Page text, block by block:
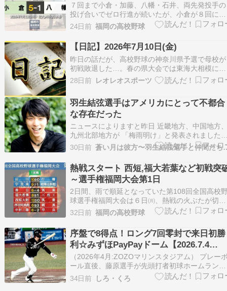
７回まで小倉・加藤、八幡・石井、両先発投手の
投げ合いでゼロ行進が続いたが、小倉が８回に４
安打に２四球をからめて逆転、夏の大会としては
11年ぶりとなる県大会出場を決めた。 ▼３回戦
（13日・北九州）⇒試合記録 八幡 ０００ ０００
０１０ =１ 小倉 ０００ ０００ ０５ｘ =５ …
24日前 福岡の高校野球
【日記】2026年7月10日(金)
昨日の話だが、高校野球の神奈川県予選で母校が
初戦敗退した…。春の県大会では東海大相模に勝
って力を付けたと思ったが、やっぱり夏は難しい
ですな。いつか母校が甲子園の土を踏む日が来て
始まった。今回も攻略記事を書いていくつもり
だ。 【艦これ…
28日前 レオレオスポーツ
羽生結弦選手はアメリカにとって不都合
な存在だった
ニュースによりますと昨日 近畿地方、中国地方
九州北部地方が 「梅雨明け」と発表されました
いずれも平年より11日早く 昨年より11日遅い夏
到来です、と。 天気予報を見てみると今日から
ぼ晴れマークが並びますので … 続きを読む 羽生
弦選手はアメリカにとって不都合な存在だ…
30日前 蒼い月は彼方〜羽生結弦選
熱戦スタート 西短,福大若葉など初戦突
～選手権福岡大会第1日
2日間、雨で順延となっていた第108回全国高校
球選手権福岡大会は６日㈪、熱戦の火ぶたが切っ
て落とされました。北部の４試合が順延に、南北
１試合ずつが継続試合となりましたが、北部で１
回戦２試合、南部で１回戦５試合が行われまし
た。 昨夏優勝校の西日本短大附は有明高専を５
コールドで下…
32日前 福岡の高校野球
序盤で8得点！ロング7回零封で来日初勝
利☆みずほPayPayドーム【2026.7.4
vs.H】
（2026年4月:ZOZOマリンスタジアム） プレー
ール直後、藤原選手が先頭打者初球ホームラン！
思えばこの一発が、今日の試合の流れを呼び寄せ
たのかもしれません。 2回には1アウトから四球
34日前 しろ・くろ